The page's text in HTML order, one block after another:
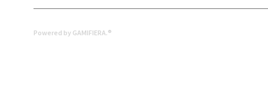
Powered by GAMIFIERA.®
Åpent